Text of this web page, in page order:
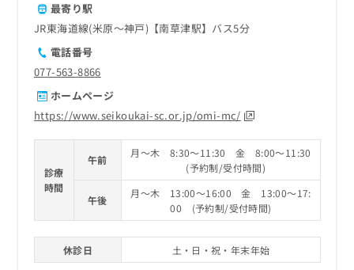
最寄り駅
JR東海道線(米原～神戸)【南草津駅】バス5分
電話番号
077-563-8866
ホームページ
https://www.seikoukai-sc.or.jp/omi-mc/
診療
時間
午前
月～木 8:30～11:30 金 8:00～11:30
(予約制/受付時間)
午後
月～木 13:00～16:00 金 13:00～17:
00 (予約制/受付時間)
休診日 土・日・祝・年末年始